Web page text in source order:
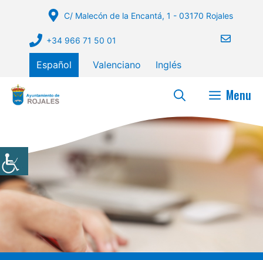
contenido
C/ Malecón de la Encantá, 1 - 03170 Rojales
+34 966 71 50 01
Español Valenciano Inglés
Menu